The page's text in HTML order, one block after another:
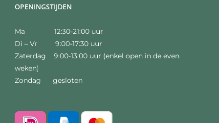
OPENINGSTIJDEN
Ma 12:30-21:00 uur
Di – Vr 9:00-17:30 uur
Zaterdag 9:00-13:00 uur (enkel open in de even
weken)
Zondag gesloten